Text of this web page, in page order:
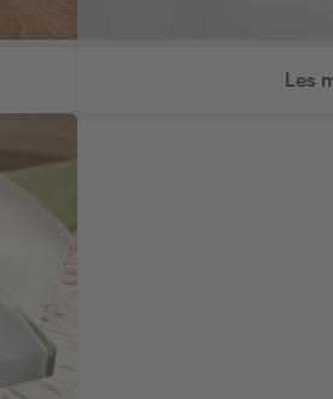
Les